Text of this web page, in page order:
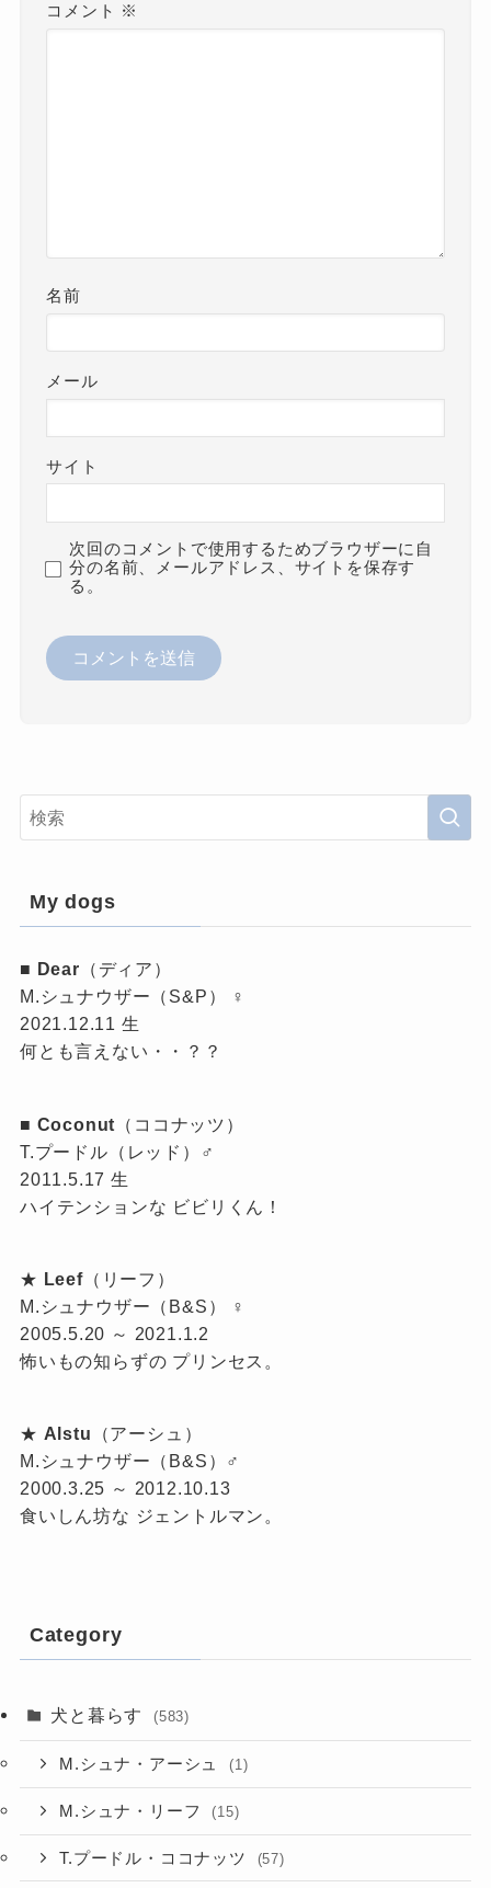
コメント ※
名前
メール
サイト
次回のコメントで使用するためブラウザーに自
分の名前、メールアドレス、サイトを保存す
る。
My dogs
■ Dear （ディア）
M.シュナウザー（S&P） ♀
2021.12.11 生
何とも言えない・・？？
■ Coconut （ココナッツ）
T.プードル（レッド）♂
2011.5.17 生
ハイテンションな ビビリくん！
★ Leef（リーフ）
M.シュナウザー（B&S） ♀
2005.5.20 ～ 2021.1.2
怖いもの知らずの プリンセス。
★ Alstu （アーシュ）
M.シュナウザー（B&S）♂
2000.3.25 ～ 2012.10.13
食いしん坊な ジェントルマン。
Category
犬と暮らす (583)
M.シュナ・アーシュ (1)
M.シュナ・リーフ (15)
T.プードル・ココナッツ (57)